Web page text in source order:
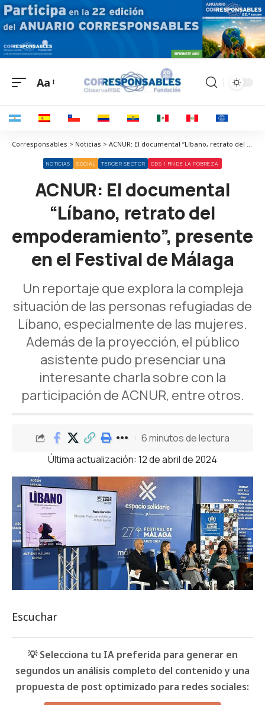
Aa
Corresponsables > Noticias > ACNUR: El documental “Líbano, retrato del empoderamiento”, presente en el Festival de Málaga
NOTICIAS SOCIAL TERCER SECTOR ODS 1 FIN DE LA POBREZA
ACNUR: El documental
“Líbano, retrato del
empoderamiento”, presente
en el Festival de Málaga
Un reportaje que explora la compleja
situación de las personas refugiadas de
Líbano, especialmente de las mujeres.
Además de la proyección, el público
asistente pudo presenciar una
interesante charla sobre con la
participación de ACNUR, entre otros.
Última actualización: 12 de abril de 2024
6 minutos de lectura
Escuchar
💡 Selecciona tu IA preferida para generar en
segundos un análisis completo del contenido y una
propuesta de post optimizado para redes sociales: